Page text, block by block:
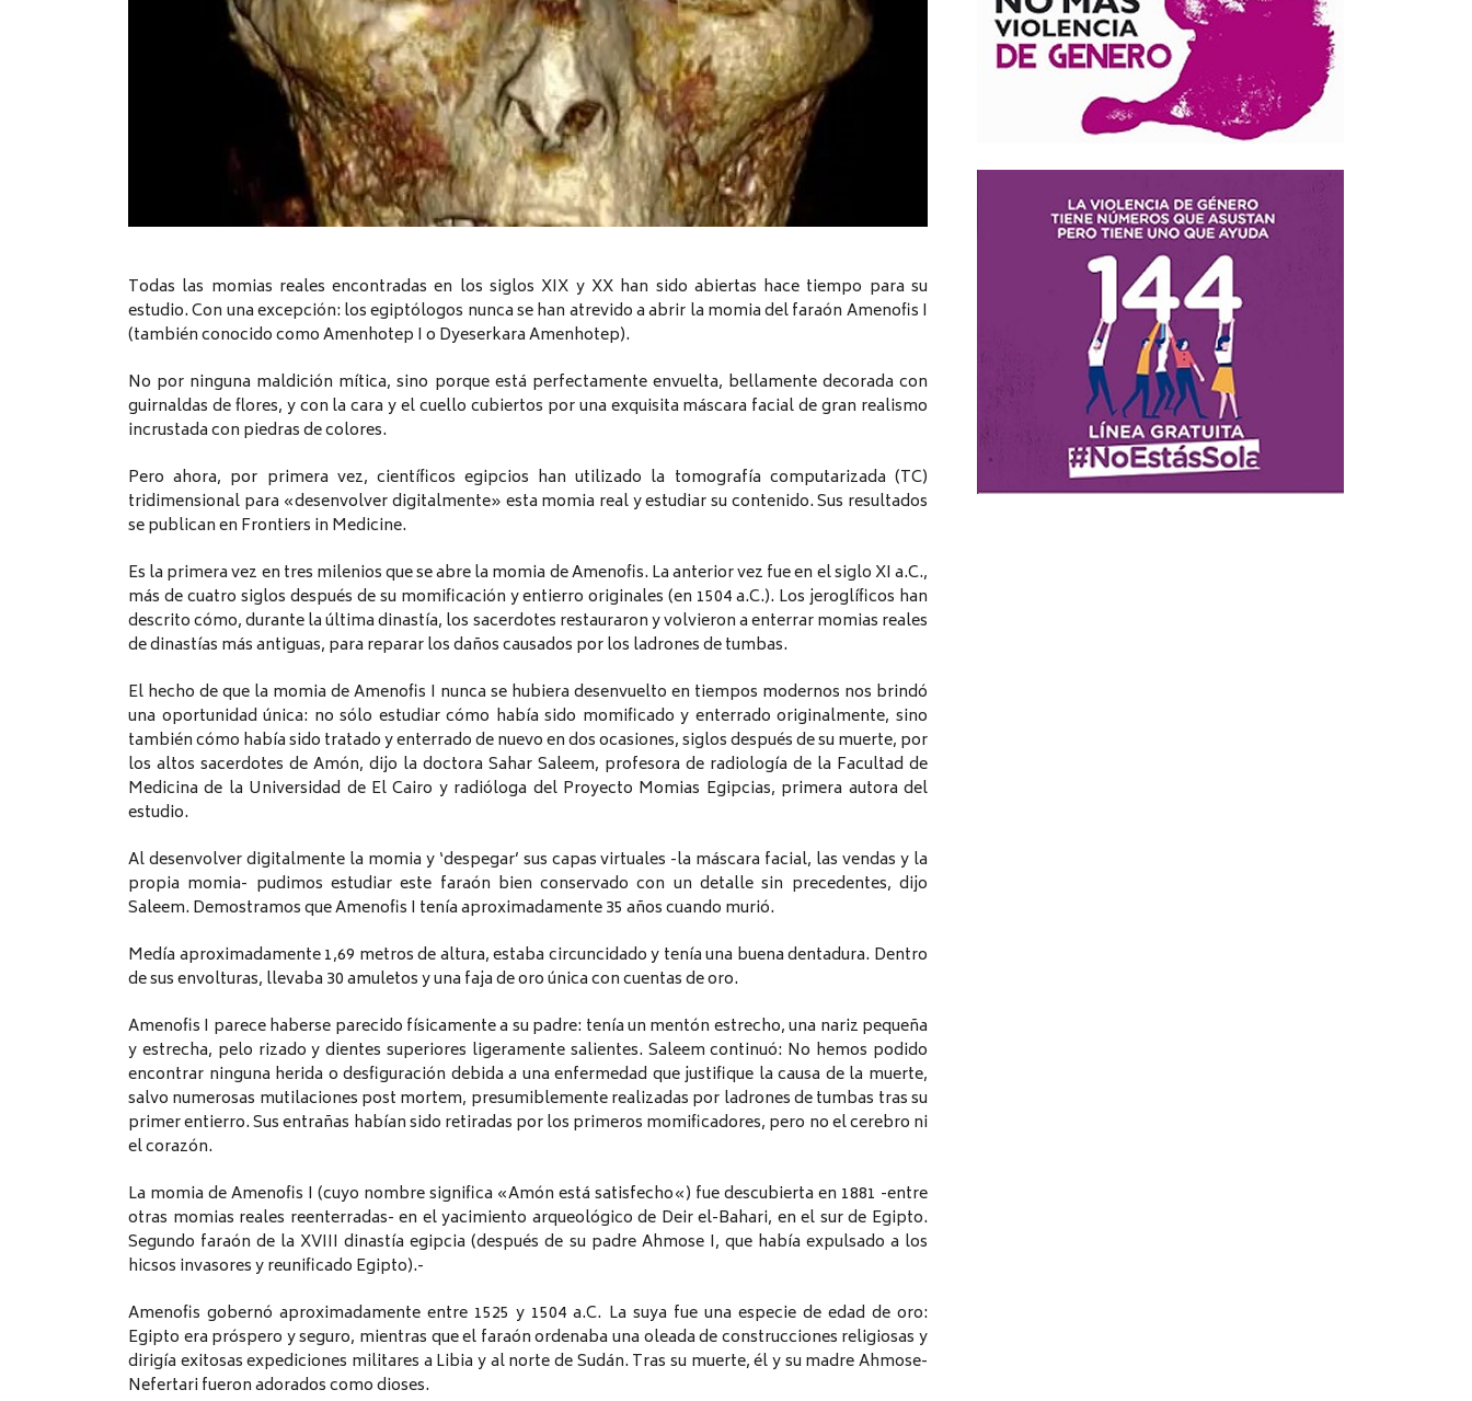
Todas las momias reales encontradas en los siglos XIX y XX han sido abiertas hace tiempo para su
estudio. Con una excepción: los egiptólogos nunca se han atrevido a abrir la momia del faraón Amenofis I
(también conocido como Amenhotep I o Dyeserkara Amenhotep).
No por ninguna maldición mítica, sino porque está perfectamente envuelta, bellamente decorada con
guirnaldas de flores, y con la cara y el cuello cubiertos por una exquisita máscara facial de gran realismo
incrustada con piedras de colores.
Pero ahora, por primera vez, científicos egipcios han utilizado la tomografía computarizada (TC)
tridimensional para «desenvolver digitalmente» esta momia real y estudiar su contenido. Sus resultados
se publican en Frontiers in Medicine.
Es la primera vez en tres milenios que se abre la momia de Amenofis. La anterior vez fue en el siglo XI a.C.,
más de cuatro siglos después de su momificación y entierro originales (en 1504 a.C.). Los jeroglíficos han
descrito cómo, durante la última dinastía, los sacerdotes restauraron y volvieron a enterrar momias reales
de dinastías más antiguas, para reparar los daños causados por los ladrones de tumbas.
El hecho de que la momia de Amenofis I nunca se hubiera desenvuelto en tiempos modernos nos brindó
una oportunidad única: no sólo estudiar cómo había sido momificado y enterrado originalmente, sino
también cómo había sido tratado y enterrado de nuevo en dos ocasiones, siglos después de su muerte, por
los altos sacerdotes de Amón, dijo la doctora Sahar Saleem, profesora de radiología de la Facultad de
Medicina de la Universidad de El Cairo y radióloga del Proyecto Momias Egipcias, primera autora del
estudio.
Al desenvolver digitalmente la momia y ‘despegar’ sus capas virtuales -la máscara facial, las vendas y la
propia momia- pudimos estudiar este faraón bien conservado con un detalle sin precedentes, dijo
Saleem. Demostramos que Amenofis I tenía aproximadamente 35 años cuando murió.
Medía aproximadamente 1,69 metros de altura, estaba circuncidado y tenía una buena dentadura. Dentro
de sus envolturas, llevaba 30 amuletos y una faja de oro única con cuentas de oro.
Amenofis I parece haberse parecido físicamente a su padre: tenía un mentón estrecho, una nariz pequeña
y estrecha, pelo rizado y dientes superiores ligeramente salientes. Saleem continuó: No hemos podido
encontrar ninguna herida o desfiguración debida a una enfermedad que justifique la causa de la muerte,
salvo numerosas mutilaciones post mortem, presumiblemente realizadas por ladrones de tumbas tras su
primer entierro. Sus entrañas habían sido retiradas por los primeros momificadores, pero no el cerebro ni
el corazón.
La momia de Amenofis I (cuyo nombre significa «Amón está satisfecho«) fue descubierta en 1881 -entre
otras momias reales reenterradas- en el yacimiento arqueológico de Deir el-Bahari, en el sur de Egipto.
Segundo faraón de la XVIII dinastía egipcia (después de su padre Ahmose I, que había expulsado a los
hicsos invasores y reunificado Egipto).-
Amenofis gobernó aproximadamente entre 1525 y 1504 a.C. La suya fue una especie de edad de oro:
Egipto era próspero y seguro, mientras que el faraón ordenaba una oleada de construcciones religiosas y
dirigía exitosas expediciones militares a Libia y al norte de Sudán. Tras su muerte, él y su madre Ahmose-
Nefertari fueron adorados como dioses.